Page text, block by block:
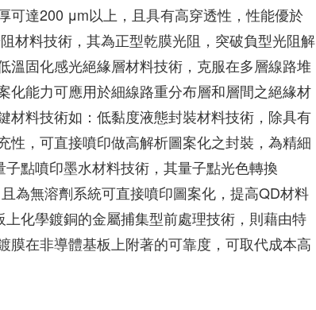
可達200 μm以上，且具有高穿透性，性能優於
材料技術，其為正型乾膜光阻，突破負型光阻解
固化感光絕緣層材料技術，克服在多層線路堆
化能力可應用於細線路重分布層和層間之絕緣材
材料技術如：低黏度液態封裝材料技術，除具有
，可直接噴印做高解析圖案化之封裝，為精細
點噴印墨水材料技術，其量子點光色轉換
為無溶劑系統可直接噴印圖案化，提高QD材料
化學鍍銅的金屬捕集型前處理技術，則藉由特
在非導體基板上附著的可靠度，可取代成本高